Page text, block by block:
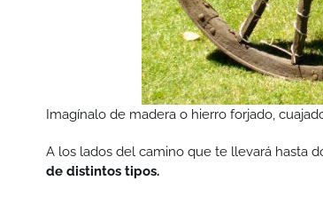
Imagínalo de madera o hierro forjado,
A los lados del camino que te llevará hasta
de distintos tipos.